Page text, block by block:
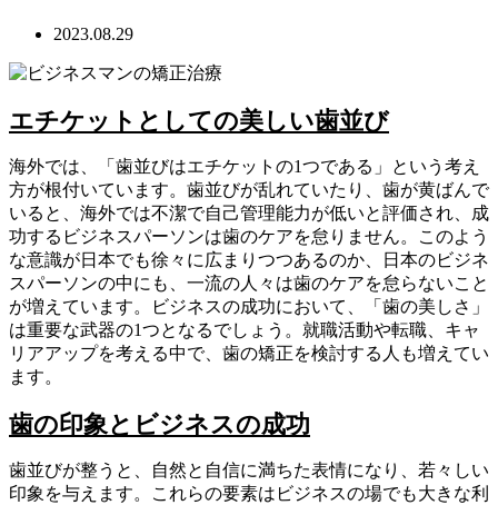
2023.08.29
エチケットとしての美しい歯並び
海外では、「歯並びはエチケットの1つである」という考え
方が根付いています。歯並びが乱れていたり、歯が黄ばんで
いると、海外では不潔で自己管理能力が低いと評価され、成
功するビジネスパーソンは歯のケアを怠りません。このよう
な意識が日本でも徐々に広まりつつあるのか、日本のビジネ
スパーソンの中にも、一流の人々は歯のケアを怠らないこと
が増えています。ビジネスの成功において、「歯の美しさ」
は重要な武器の1つとなるでしょう。就職活動や転職、キャ
リアアップを考える中で、歯の矯正を検討する人も増えてい
ます。
歯の印象とビジネスの成功
歯並びが整うと、自然と自信に満ちた表情になり、若々しい
印象を与えます。これらの要素はビジネスの場でも大きな利